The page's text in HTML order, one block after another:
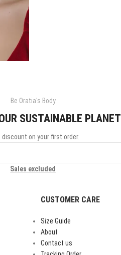
Be Oratia's Body
SUSTAINABLE PLANET
discount on your first order.
Sales excluded
CUSTOMER CARE
Size Guide
About
Contact us